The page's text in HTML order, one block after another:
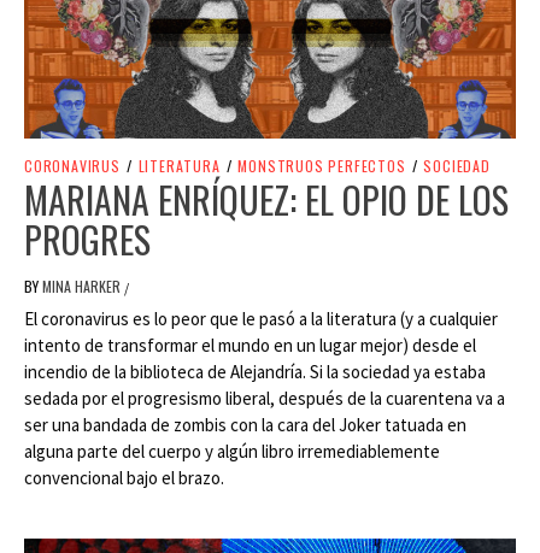
CORONAVIRUS / LITERATURA / MONSTRUOS PERFECTOS / SOCIEDAD
MARIANA ENRÍQUEZ: EL OPIO DE LOS
PROGRES
BYMINA HARKER /
El coronavirus es lo peor que le pasó a la literatura (y a cualquier
intento de transformar el mundo en un lugar mejor) desde el
incendio de la biblioteca de Alejandría. Si la sociedad ya estaba
sedada por el progresismo liberal, después de la cuarentena va a
ser una bandada de zombis con la cara del Joker tatuada en
alguna parte del cuerpo y algún libro irremediablemente
convencional bajo el brazo.